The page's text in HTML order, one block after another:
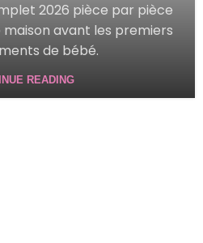
2026 pièce par pièce
avant les premiers
de bébé.
READING